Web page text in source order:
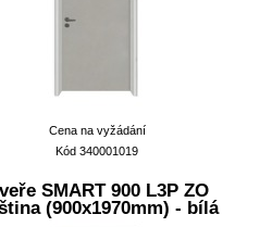
Cena na vyžádání
Kód 340001019
SMART 900 L3P ZO
(900x1970mm) - bílá